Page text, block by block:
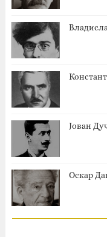
Јован
Оскар